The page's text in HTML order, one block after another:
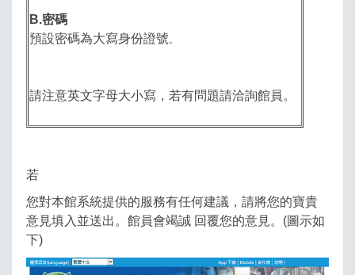
B.密碼
預設密碼為大寫身份證號 。
請注意英文字母大小寫，若有問題請洽詢館員。
若
您對本館系統提供的服務有任何建議，請將您的寶貴
意見填入並送出。館員會竭誠 回覆您的意見。(圖示如
下)